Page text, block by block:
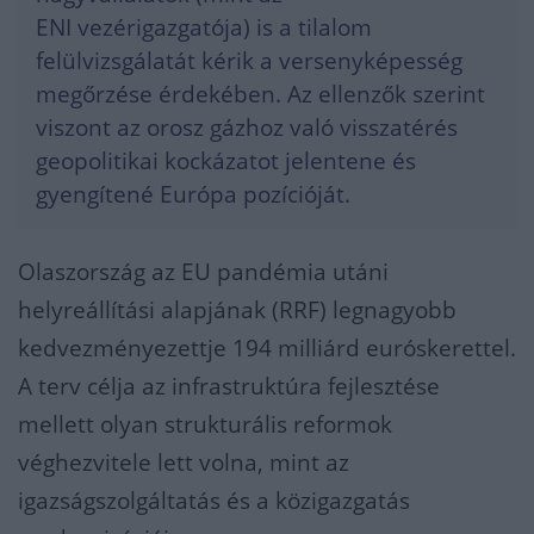
ENI vezérigazgatója) is a tilalom
felülvizsgálatát kérik a versenyképesség
megőrzése érdekében. Az ellenzők szerint
viszont az orosz gázhoz való visszatérés
geopolitikai kockázatot jelentene és
gyengítené Európa pozícióját.
Olaszország az EU pandémia utáni
helyreállítási alapjának (RRF) legnagyobb
kedvezményezettje 194 milliárd euróskerettel.
A terv célja az infrastruktúra fejlesztése
mellett olyan strukturális reformok
véghezvitele lett volna, mint az
igazságszolgáltatás és a közigazgatás